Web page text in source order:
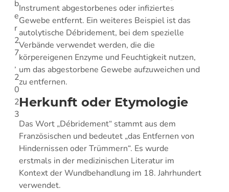
b
e
r
2
7
,
2
0
2
3
Instrument abgestorbenes oder infiziertes
Gewebe entfernt. Ein weiteres Beispiel ist das
autolytische Débridement, bei dem spezielle
Verbände verwendet werden, die die
körpereigenen Enzyme und Feuchtigkeit nutzen,
um das abgestorbene Gewebe aufzuweichen und
zu entfernen.
Herkunft oder Etymologie
Das Wort „Débridement“ stammt aus dem
Französischen und bedeutet „das Entfernen von
Hindernissen oder Trümmern“. Es wurde
erstmals in der medizinischen Literatur im
Kontext der Wundbehandlung im 18. Jahrhundert
verwendet.